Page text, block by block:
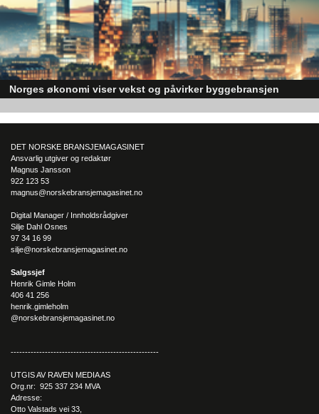
Norges økonomi viser vekst og påvirker byggebransjen
skaper optimisme på tvers av ulike sektorer. Byggebransjen er spesielt
DET NORSKE BRANSJEMAGASINET
Ansvarlig utgiver og redaktør
Magnus Jansson
922 123 53
magnus@norskebransjemagasinet.no
Digital Manager / Innholdsrådgiver
Silje Dahl Osnes
97 34 16 99
silje@norskebransjemagasinet.no
Salgssjef
Henrik Gimle Holm
406 41 256
henrik.gimleholm
@norskebransjemagasinet.no
----------------------------------------------------
UTGIS AV RAVEN MEDIA AS
Org.nr: 925 337 234 MVA
Adresse:
Otto Valstads vei 33,